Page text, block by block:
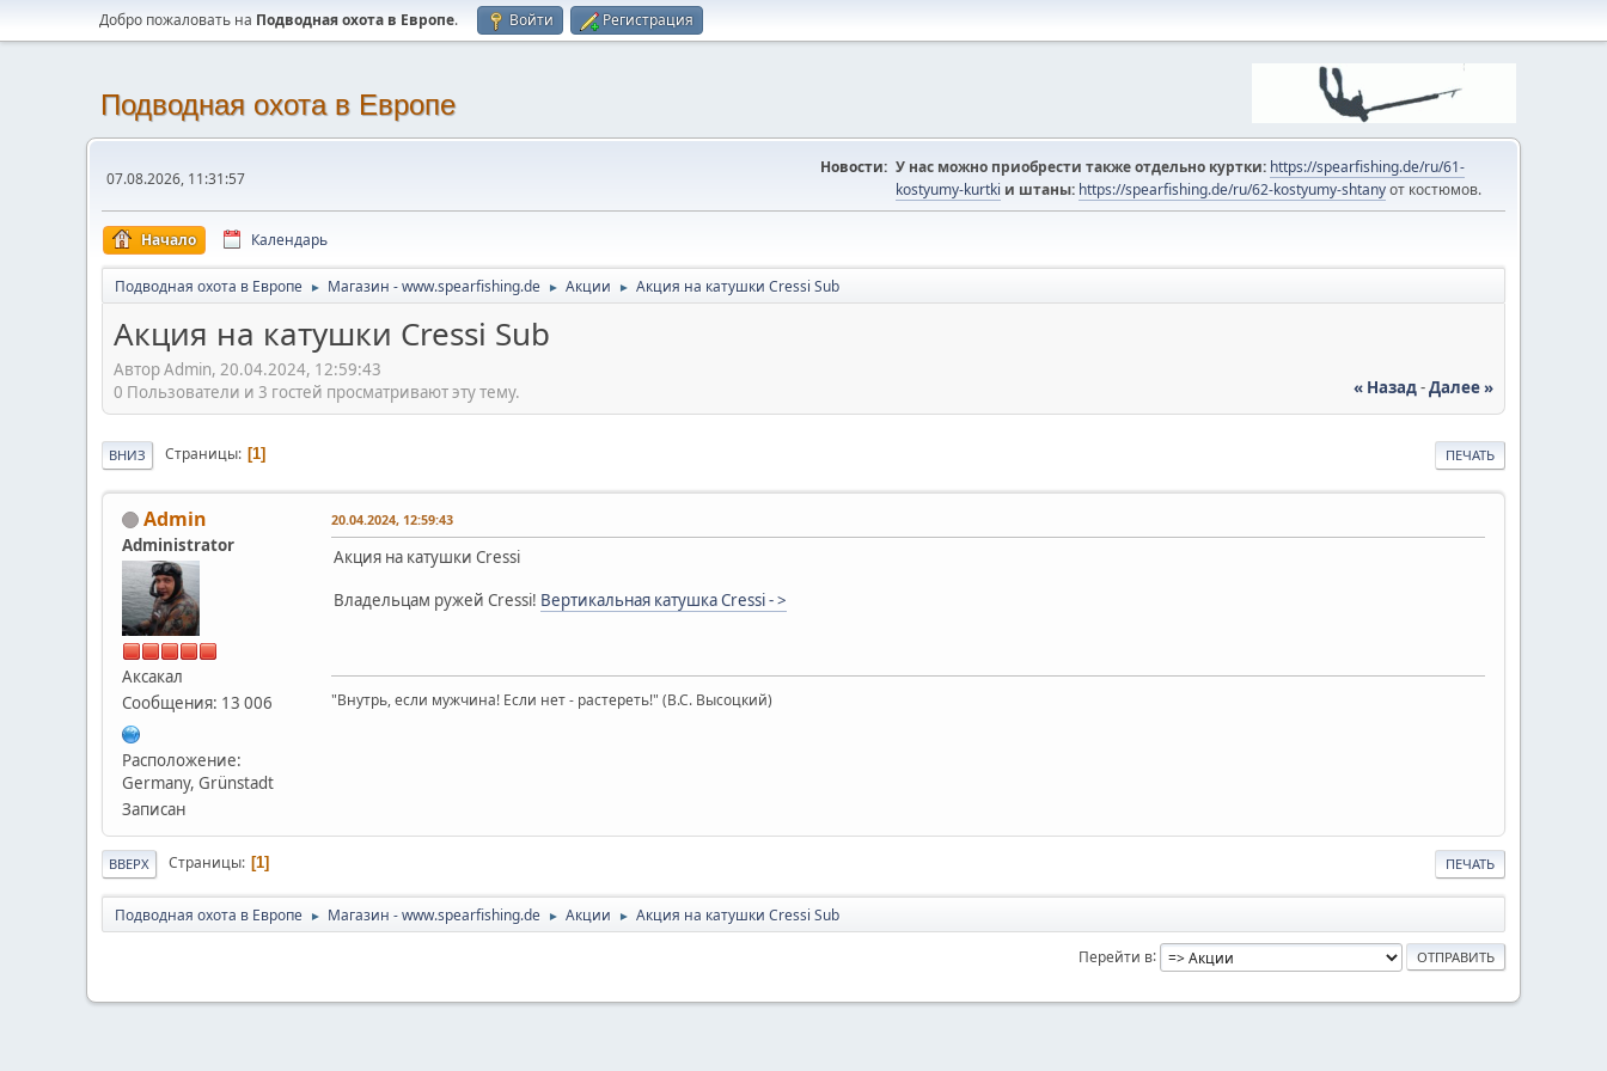
Добро пожаловать на Подводная охота в Европе. Войти Регистрация
Подводная охота в Европе
07.08.2026, 11:31:57
Новости: У нас можно приобрести также отдельно куртки: https://spearfishing.de/ru/61-
kostyumy-kurtki и штаны: https://spearfishing.de/ru/62-kostyumy-shtanyот костюмов.
Начало Календарь
Подводная охота в Европе ► Магазин - www.spearfishing.de ► Акции ► Акция на катушки Cressi Sub
Акция на катушки Cressi Sub
Автор Admin, 20.04.2024, 12:59:43
« Назад-Далее »
0 Пользователи и 3 гостей просматривают эту тему.
ПЕЧАТЬ
ВНИЗ Страницы 1
Admin
Administrator
Аксакал
Сообщения: 13 006
Расположение:
Germany, Grünstadt
Записан
20.04.2024, 12:59:43
Акция на катушки Cressi
Владельцам ружей Cressi! Вертикальная катушка Cressi - >
"Внутрь, если мужчина! Если нет - растереть!" (В.С. Высоцкий)
ПЕЧАТЬ
ВВЕРХ Страницы 1
Подводная охота в Европе ► Магазин - www.spearfishing.de ► Акции ► Акция на катушки Cressi Sub
Перейти в